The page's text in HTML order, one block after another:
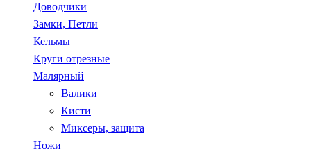
Доводчики
Замки, Петли
Кельмы
Круги отрезные
Малярный
Валики
Кисти
Миксеры, защита
Ножи